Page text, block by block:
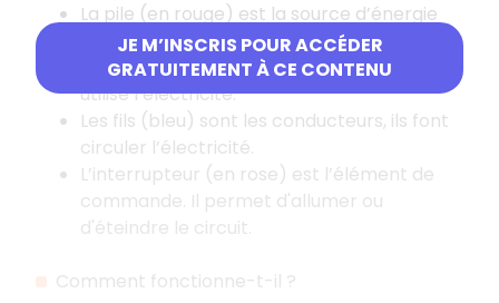
JE M’INSCRIS POUR ACCÉDER
GRATUITEMENT À CE CONTENU
La pile (en rouge) est la source d’énergie
qui fournit l’électricité.
L’ampoule (jaune) est un récepteur. Elle
utilise l’électricité.
Les fils (bleu) sont les conducteurs, ils font
circuler l’électricité.
L’interrupteur (en rose) est l’élément de
commande. Il permet d'allumer ou
d'éteindre le circuit.
Comment fonctionne-t-il ?